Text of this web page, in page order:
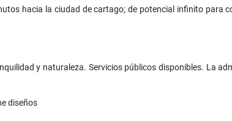
hacia la ciudad de cartago; de potencial infinito para
y naturaleza. Servicios públicos disponibles. La
diseños